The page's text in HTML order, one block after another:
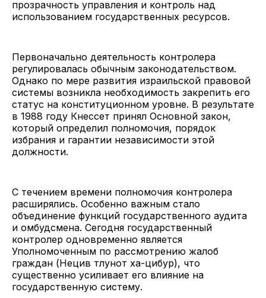
прозрачность управления и контроль над
использованием государственных ресурсов.
Первоначально деятельность контролера
регулировалась обычным законодательством.
Однако по мере развития израильской правовой
системы возникла необходимость закрепить его
статус на конституционном уровне. В результате
в 1988 году Кнессет принял Основной закон,
который определил полномочия, порядок
избрания и гарантии независимости этой
должности.
С течением времени полномочия контролера
расширялись. Особенно важным стало
объединение функций государственного аудита
и омбудсмена. Сегодня государственный
контролер одновременно является
Уполномоченным по рассмотрению жалоб
граждан (Нецив тлунот ха-цибур), что
существенно усиливает его влияние на
государственную систему.